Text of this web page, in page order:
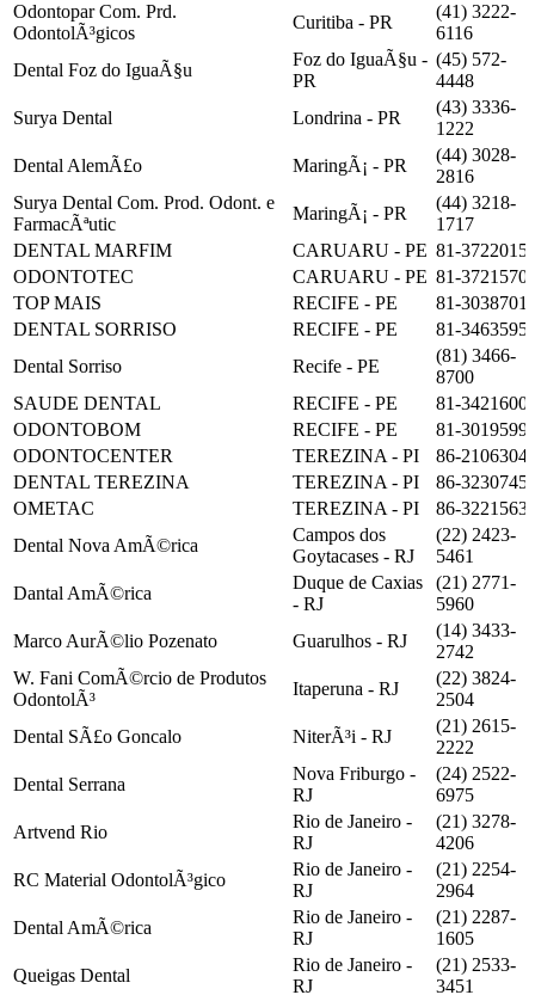
Odontopar Com. Prd.
OdontolÃ³gicos
Curitiba - PR
(41) 3222-
6116
Dental Foz do IguaÃ§u
Foz do IguaÃ§u -
PR
(45) 572-
4448
Surya Dental
Londrina - PR
(43) 3336-
1222
Dental AlemÃ£o
MaringÃ¡ - PR
(44) 3028-
2816
Surya Dental Com. Prod. Odont. e
FarmacÃªutic
MaringÃ¡ - PR
(44) 3218-
1717
DENTAL MARFIM
CARUARU - PE 81-
ODONTOTEC
CARUARU - PE 81-
TOP MAIS
RECIFE - PE
81-
DENTAL SORRISO
RECIFE - PE
81-
Dental Sorriso
Recife - PE
(81) 3466-
8700
SAUDE DENTAL
RECIFE - PE
81-
ODONTOBOM
RECIFE - PE
81-
ODONTOCENTER
TEREZINA - PI
86-
DENTAL TEREZINA
TEREZINA - PI
86-
OMETAC
TEREZINA - PI
86-
Dental Nova AmÃ©rica
Campos dos
Goytacases - RJ
(22) 2423-
5461
Dantal AmÃ©rica
Duque de Caxias
- RJ
(21) 2771-
5960
Marco AurÃ©lio Pozenato
Guarulhos - RJ
(14) 3433-
2742
W. Fani ComÃ©rcio de Produtos
OdontolÃ³
Itaperuna - RJ
(22) 3824-
2504
Dental SÃ£o Goncalo
NiterÃ³i - RJ
(21) 2615-
2222
Dental Serrana
Nova Friburgo -
RJ
(24) 2522-
6975
Artvend Rio
Rio de Janeiro -
RJ
(21) 3278-
4206
RC Material OdontolÃ³gico
Rio de Janeiro -
RJ
(21) 2254-
2964
Dental AmÃ©rica
Rio de Janeiro -
RJ
(21) 2287-
1605
Queigas Dental
Rio de Janeiro -
RJ
(21) 2533-
3451